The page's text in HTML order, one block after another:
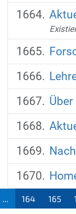
Über
164 165